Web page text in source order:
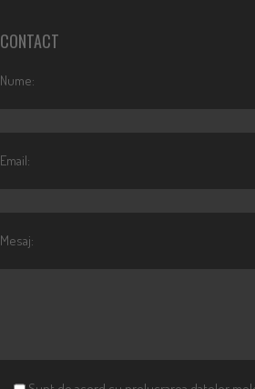
CONTACT
Nume:
Email:
Mesaj: